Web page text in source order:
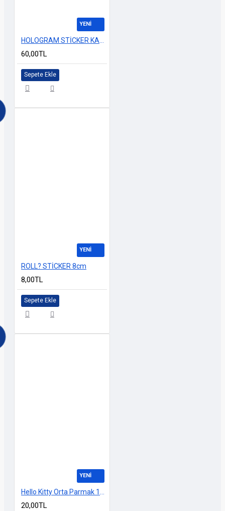
YENİ
60,00TL
Sepete Ekle
YENİ
ROLL? STİCKER 8cm
8,00TL
Sepete Ekle
YENİ
20,00TL